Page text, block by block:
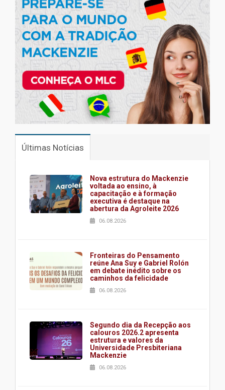
Últimas Notícias
Nova estrutura do Mackenzie
voltada ao ensino, à
capacitação e à formação
executiva é destaque na
abertura da Agroleite 2026
06.08.2026
Fronteiras do Pensamento
reúne Ana Suy e Gabriel Rolón
em debate inédito sobre os
caminhos da felicidade
06.08.2026
Segundo dia da Recepção aos
calouros 2026.2 apresenta
estrutura e valores da
Universidade Presbiteriana
Mackenzie
06.08.2026